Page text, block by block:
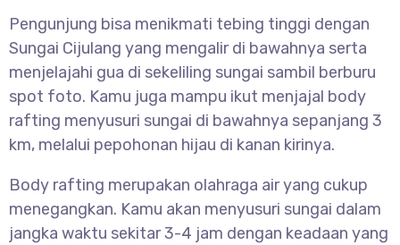
Pengunjung bisa menikmati tebing tinggi dengan
Sungai Cijulang yang mengalir di bawahnya serta
menjelajahi gua di sekeliling sungai sambil berburu
spot foto. Kamu juga mampu ikut menjajal body
rafting menyusuri sungai di bawahnya sepanjang 3
km, melalui pepohonan hijau di kanan kirinya.
Body rafting merupakan olahraga air yang cukup
menegangkan. Kamu akan menyusuri sungai dalam
jangka waktu sekitar 3-4 jam dengan keadaan yang